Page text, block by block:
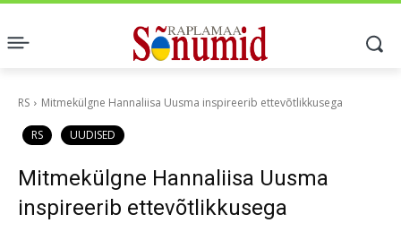
RS Mitmekülgne Hannaliisa Uusma inspireerib ettevõtlikkusega
RS UUDISED
Mitmekülgne Hannaliisa Uusma
inspireerib ettevõtlikkusega